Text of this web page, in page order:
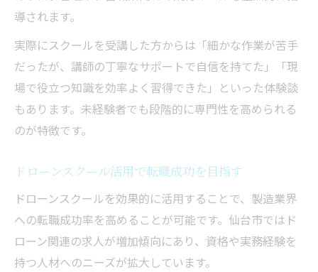
導されます。
実際にスクールを受講した方からは「細かな作業が苦手
だったが、講師の丁寧なサポートで自信を持てた」「現
場で役立つ知識を効率よく習得できた」といった体験談
もあります。未経験者でも段階的に専門性を高められる
のが特徴です。
ドローンスクール活用で転職成功を目指す
ドローンスクールを効果的に活用することで、製造業界
への転職成功率を高めることが可能です。仙台市ではド
ローン関連の求人が増加傾向にあり、資格や実務経験を
持つ人材へのニーズが拡大しています。